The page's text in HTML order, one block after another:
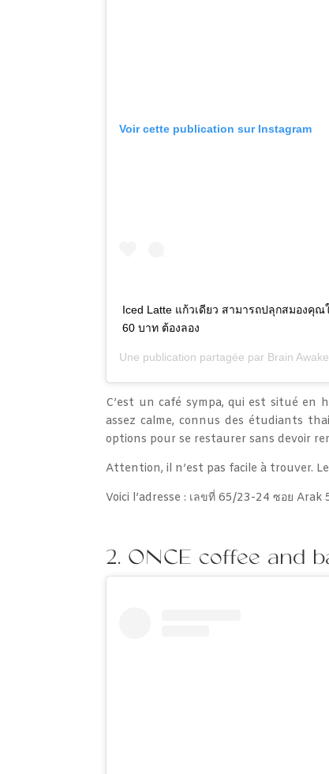
Voir cette publication sur Instagram
Iced Latte แก้วเดียว สามารถปลุกสมองคุ
60 บาท ต้องลอง
Une publication partagée par Brain Awake
C’est un café sympa, qui est situé en
assez calme, connus des étudiants
options pour se restaurer sans devoir
Attention, il n’est pas facile à trouver.
Voici l’adresse : เลขที่ 65/23-24 ซอย
2. ONCE coffee and